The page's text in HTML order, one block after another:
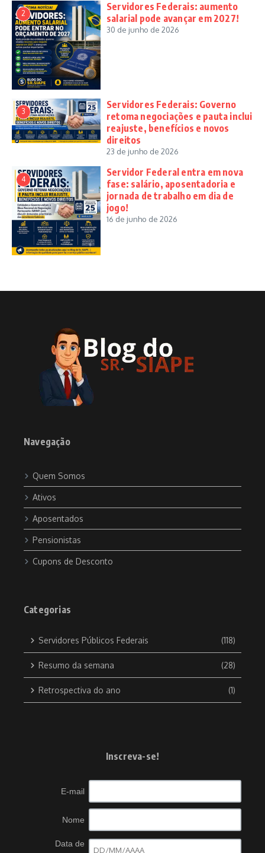
2
Servidores Federais: aumento
salarial pode avançar em 2027!
30 de junho de 2026
3
Servidores Federais: Governo
retoma negociações e pauta inclui
reajuste, benefícios e novos
direitos
23 de junho de 2026
4
Servidor Federal entra em nova
fase: salário, aposentadoria e
jornada de trabalho em dia de
jogo!
16 de junho de 2026
Navegação
Quem Somos
Ativos
Aposentados
Pensionistas
Cupons de Desconto
Categorias
Servidores Públicos Federais (118)
Resumo da semana (28)
Retrospectiva do ano (1)
Inscreva-se!
E-mail
Nome
Data de